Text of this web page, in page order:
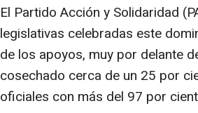
El Partido Acción y Solidaridad
legislativas celebradas este
de los apoyos, muy por delante
cosechado cerca de un 25 por
oficiales con más del 97 por